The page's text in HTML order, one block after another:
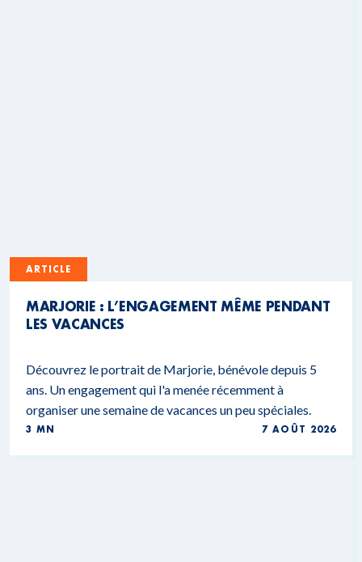
ARTICLE
MARJORIE : L’ENGAGEMENT MÊME PENDANT
LES VACANCES
Découvrez le portrait de Marjorie, bénévole depuis 5
ans. Un engagement qui l'a menée récemment à
organiser une semaine de vacances un peu spéciales.
3 MN 7 AOÛT 2026